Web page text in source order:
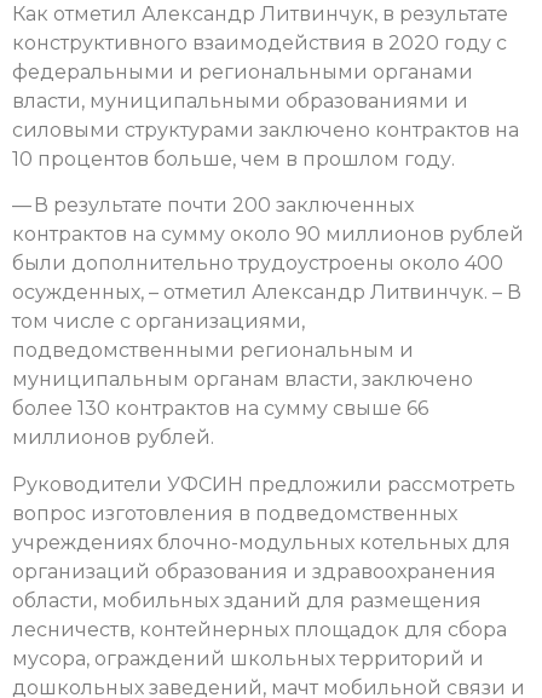
Как отметил Александр Литвинчук, в результате
конструктивного взаимодействия в 2020 году с
федеральными и региональными органами
власти, муниципальными образованиями и
силовыми структурами заключено контрактов на
10 процентов больше, чем в прошлом году.
— В результате почти 200 заключенных
контрактов на сумму около 90 миллионов рублей
были дополнительно трудоустроены около 400
осужденных, – отметил Александр Литвинчук. – В
том числе с организациями,
подведомственными региональным и
муниципальным органам власти, заключено
более 130 контрактов на сумму свыше 66
миллионов рублей.
Руководители УФСИН предложили рассмотреть
вопрос изготовления в подведомственных
учреждениях блочно-модульных котельных для
организаций образования и здравоохранения
области, мобильных зданий для размещения
лесничеств, контейнерных площадок для сбора
мусора, ограждений школьных территорий и
дошкольных заведений, мачт мобильной связи и